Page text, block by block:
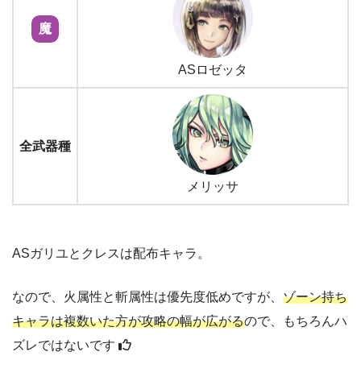
魔
ASロゼッタ
全武器種
メリッサ
ASガリユとクレスは配布キャラ。
なので、火属性と斬属性は優先度低めですが、 ゾーン持ち
キャラは複数いた方が攻略の幅が広がるので、もちろんハ
ズレではないです